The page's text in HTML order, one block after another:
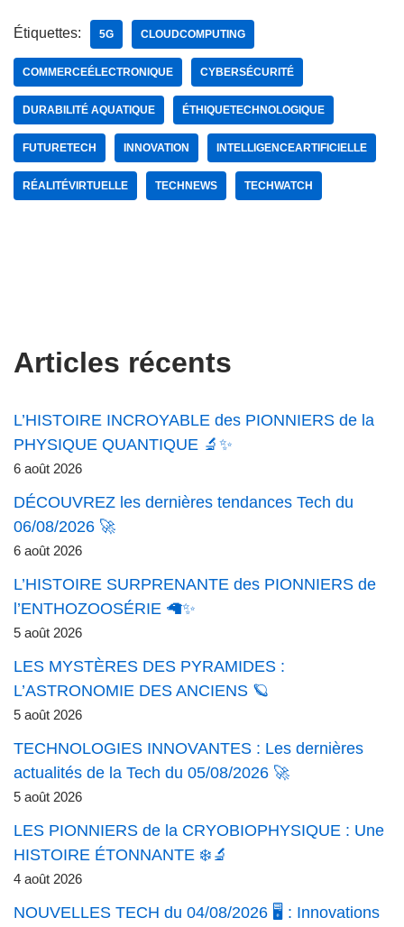
Étiquettes: 5G CLOUDCOMPUTING
COMMERCEÉLECTRONIQUE CYBERSÉCURITÉ
DURABILITÉ AQUATIQUE ÉTHIQUETECHNOLOGIQUE
FUTURETECH INNOVATION INTELLIGENCEARTIFICIELLE
RÉALITÉVIRTUELLE TECHNEWS TECHWATCH
Articles récents
L’HISTOIRE INCROYABLE des PIONNIERS de la
PHYSIQUE QUANTIQUE 🔬✨
6 août 2026
DÉCOUVREZ les dernières tendances Tech du
06/08/2026 🚀
6 août 2026
L’HISTOIRE SURPRENANTE des PIONNIERS de
l’ENTHOZOOSÉRIE 🦙✨
5 août 2026
LES MYSTÈRES DES PYRAMIDES :
L’ASTRONOMIE DES ANCIENS 🪐
5 août 2026
TECHNOLOGIES INNOVANTES : Les dernières
actualités de la Tech du 05/08/2026 🚀
5 août 2026
LES PIONNIERS de la CRYOBIOPHYSIQUE : Une
HISTOIRE ÉTONNANTE ❄️🔬
4 août 2026
NOUVELLES TECH du 04/08/2026 🖥️ : Innovations